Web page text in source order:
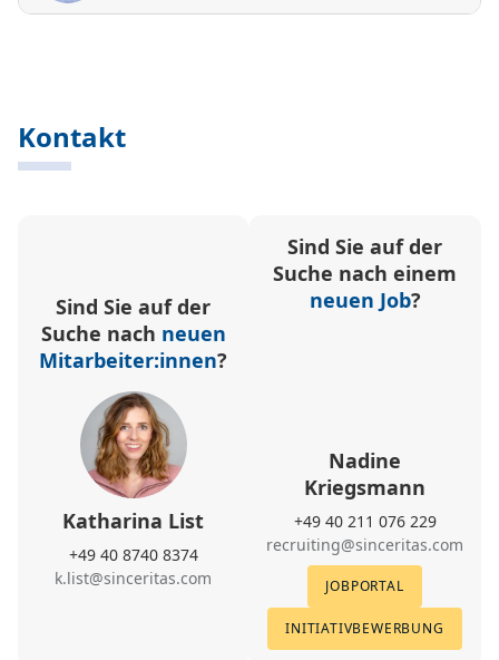
Kontakt
Sind Sie auf der
Suche nach neuen
Mitarbeiter:innen?
Katharina List
+49 40 8740 8374
k.list@sinceritas.com
Sind Sie auf der
Suche nach einem
neuen Job?
Nadine
Kriegsmann
+49 40 211 076 229
recruiting@sinceritas.com
JOBPORTAL
INITIATIVBEWERBUNG